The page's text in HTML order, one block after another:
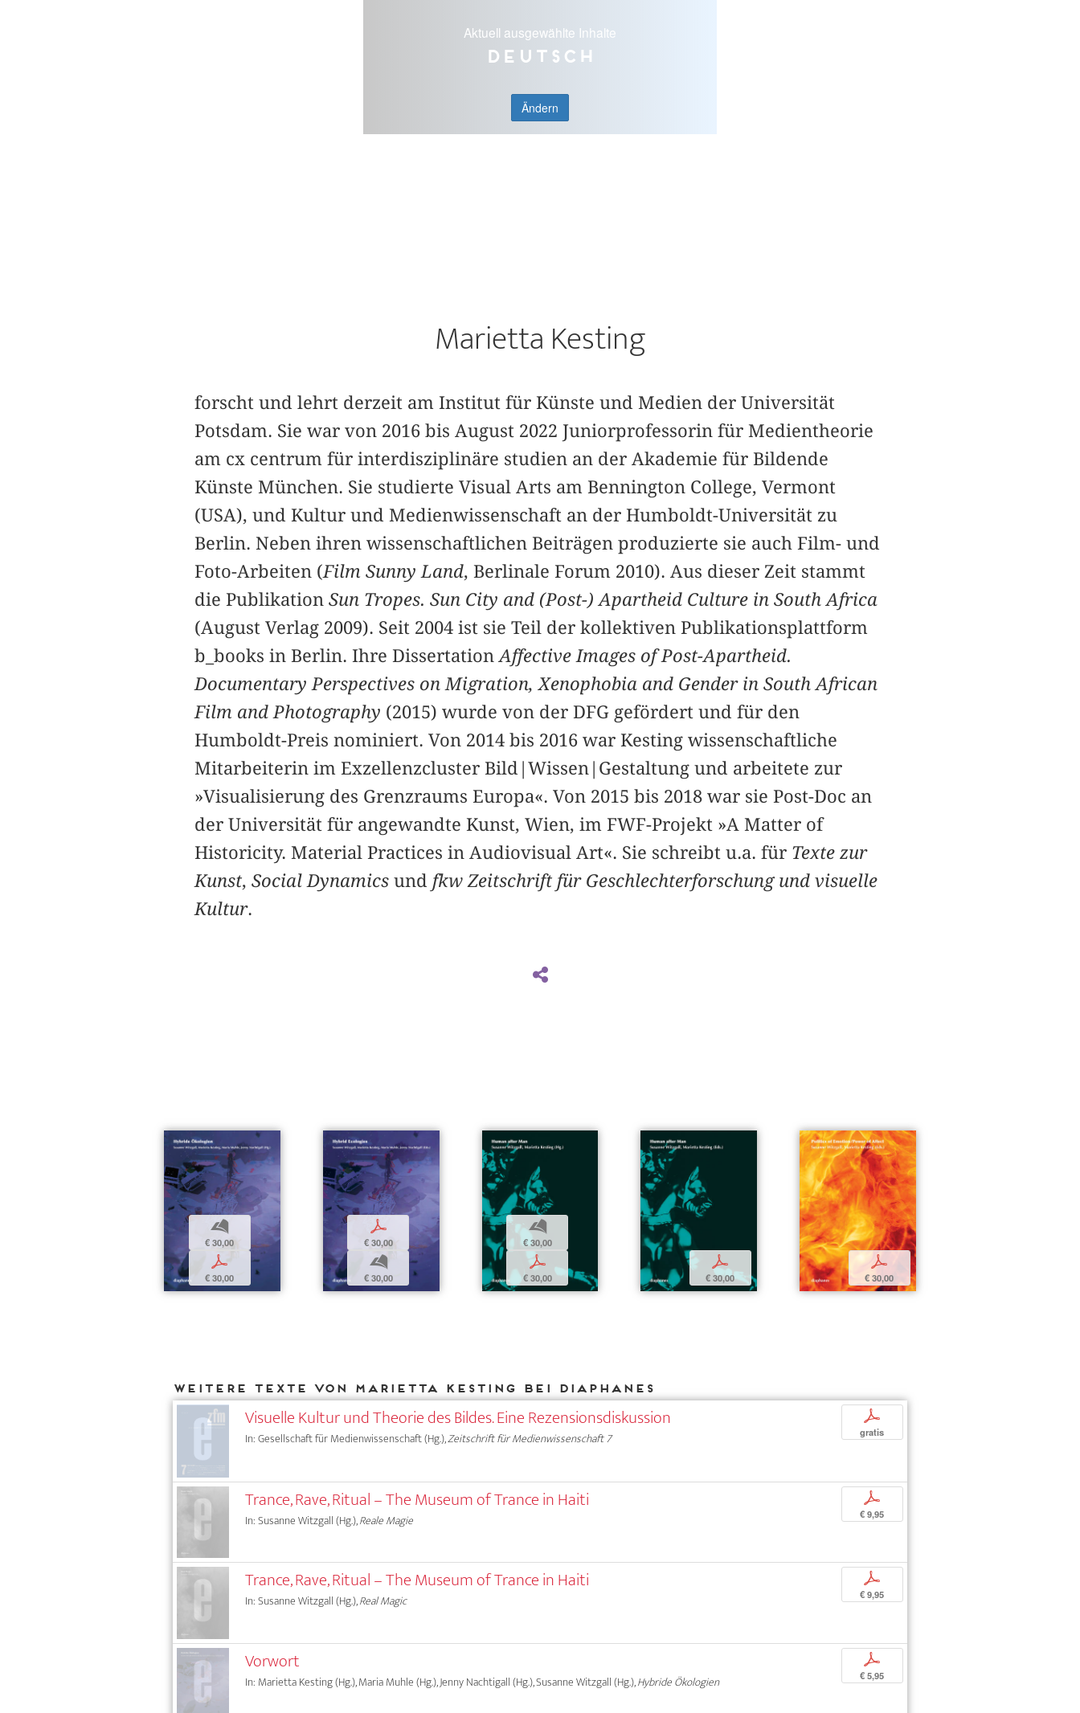
Aktuell ausgewählte Inhalte
Deutsch
Ändern
Marietta Kesting
forscht und lehrt derzeit am Institut für Künste und Medien der Universität
Potsdam. Sie war von 2016 bis August 2022 Juniorprofessorin für Medientheorie
am cx centrum für interdisziplinäre studien an der Akademie für Bildende
Künste München. Sie studierte Visual Arts am Bennington College, Vermont
(USA), und Kultur und Medienwissenschaft an der Humboldt-Universität zu
Berlin. Neben ihren wissenschaftlichen Beiträgen produzierte sie auch Film- und
Foto-Arbeiten (Film Sunny Land, Berlinale Forum 2010). Aus dieser Zeit stammt
die Publikation Sun Tropes. Sun City and (Post-) Apartheid Culture in South Africa
(August Verlag 2009). Seit 2004 ist sie Teil der kollektiven Publikationsplattform
b_books in Berlin. Ihre Dissertation Affective Images of Post-Apartheid.
Documentary Perspectives on Migration, Xenophobia and Gender in South African
Film and Photography (2015) wurde von der DFG gefördert und für den
Humboldt-Preis nominiert. Von 2014 bis 2016 war Kesting wissenschaftliche
Mitarbeiterin im Exzellenzcluster Bild|Wissen|Gestaltung und arbeitete zur
»Visualisierung des Grenzraums Europa«. Von 2015 bis 2018 war sie Post-Doc an
der Universität für angewandte Kunst, Wien, im FWF-Projekt »A Matter of
Historicity. Material Practices in Audiovisual Art«. Sie schreibt u.a. für Texte zur
Kunst, Social Dynamicsund fkw Zeitschrift für Geschlechterforschung und visuelle
Kultur.
b
€ 30,00
p
€ 30,00
p
€ 30,00
b
€ 30,00
b
€ 30,00
p
€ 30,00
p
€ 30,00
p
€ 30,00
Weitere Texte von Marietta Kesting bei DIAPHANES
Visuelle Kultur und Theorie des Bildes. Eine Rezensionsdiskussion
In: Gesellschaft für Medienwissenschaft (Hg.),Zeitschrift für Medienwissenschaft 7
p
gratis
Trance, Rave, Ritual – The Museum of Trance in Haiti
In: Susanne Witzgall (Hg.),Reale Magie
p
€ 9,95
Trance, Rave, Ritual – The Museum of Trance in Haiti
In: Susanne Witzgall (Hg.),Real Magic
p
€ 9,95
Vorwort
In: Marietta Kesting (Hg.), Maria Muhle (Hg.), Jenny Nachtigall (Hg.), Susanne Witzgall (Hg.),Hybride Ökologien
p
€ 5,95